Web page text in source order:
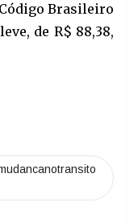
Brasileiro
de R$ 88,38,